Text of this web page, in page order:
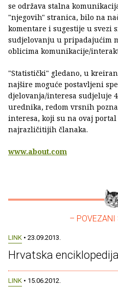
se održava stalna
"njegovih" stranica, bilo na
komentare i sugestije u svezi
sudjelovanju u pripadajućim
oblicima komunikacije/
"Statistički" gledano, u
najšire moguće postavljeni
djelovanja/interesa sudjeluje
urednika, redom vrsnih
interesa, koji su na ovaj
najrazličitijih članaka.
www.about.com
–
LINK • 23.09.2013.
Hrvatska enciklopedija
LINK • 15.06.2012.